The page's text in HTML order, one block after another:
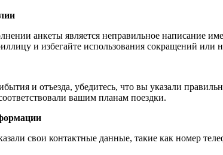
анкеты является неправильное написание
и избегайте использования сокращений или
и отъезда, убедитесь, что вы указали
вашим планам поездки.
свои контактные данные, такие как номер